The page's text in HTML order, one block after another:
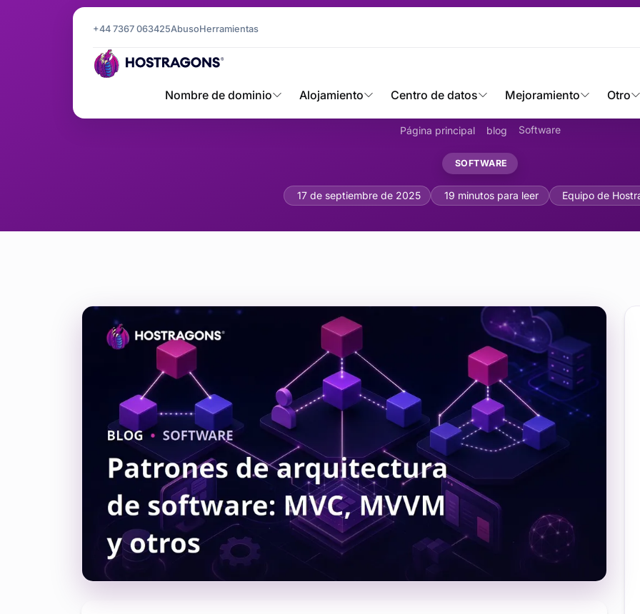
+44 7367 063425AbusoHerramientas
Nombre de dominio Alojamiento Centro de datos Mejoramiento Otro
Página principal blog Software
SOFTWARE
Patrones de Arquitectura de
17 de septiembre de 2025 19 minutos para leer Equipo de